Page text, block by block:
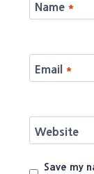
Name *
Email *
Website
Save my